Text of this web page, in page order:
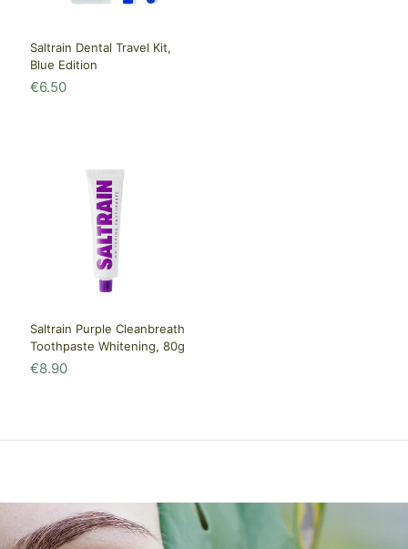
Saltrain Dental Travel Kit,
Blue Edition
€6.50
Saltrain Purple Cleanbreath
Toothpaste Whitening, 80g
€8.90